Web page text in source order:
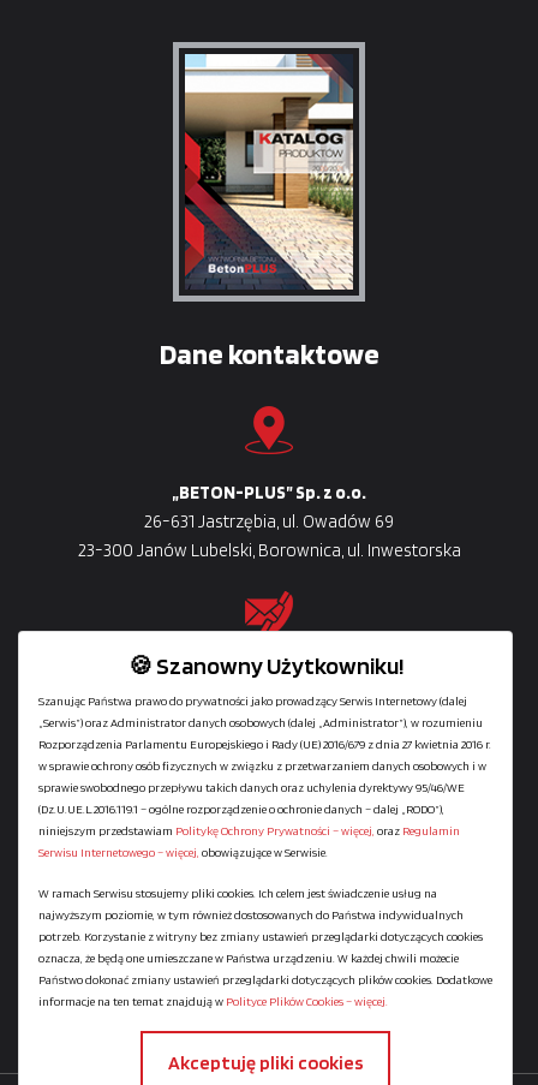
Dane kontaktowe
„BETON-PLUS” Sp. z o.o.
26-631 Jastrzębia, ul. Owadów 69
23-300 Janów Lubelski, Borownica, ul. Inwestorska
Owadów: +48608-440-640| +48(48) 381-70-70
Janów Lubelski: +48691-199-991
Dział sprzedaży prefabrykatów
+48691-484-036
Dystrybucja
Regulamin serwisu
Polityka Ochrony Prywatności
Polityka Plików Cookies
🍪 Szanowny Użytkowniku!
Szanując Państwa prawo do prywatności jako prowadzący Serwis Internetowy (dalej
„Serwis”) oraz Administrator danych osobowych (dalej „Administrator”), w rozumieniu
Rozporządzenia Parlamentu Europejskiego i Rady (UE) 2016/679 z dnia 27 kwietnia 2016 r.
w sprawie ochrony osób fizycznych w związku z przetwarzaniem danych osobowych i w
sprawie swobodnego przepływu takich danych oraz uchylenia dyrektywy 95/46/WE
(Dz.U.UE.L.2016.119.1 – ogólne rozporządzenie o ochronie danych – dalej „RODO”),
niniejszym przedstawiam Politykę Ochrony Prywatności – więcej, oraz Regulamin
Serwisu Internetowego – więcej, obowiązujące w Serwisie.
W ramach Serwisu stosujemy pliki cookies. Ich celem jest świadczenie usług na
najwyższym poziomie, w tym również dostosowanych do Państwa indywidualnych
potrzeb. Korzystanie z witryny bez zmiany ustawień przeglądarki dotyczących cookies
oznacza, że będą one umieszczane w Państwa urządzeniu. W każdej chwili możecie
Państwo dokonać zmiany ustawień przeglądarki dotyczących plików cookies. Dodatkowe
informacje na ten temat znajdują w Polityce Plików Cookies – więcej.
Akceptuję pliki cookies